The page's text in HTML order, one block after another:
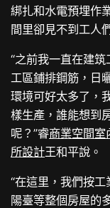
綁扎和水電預埋作
間里卻見不到工人
“之前我一直在建
工區鋪排鋼筋，日
環境可好太多了，
樣生產，誰能想到
呢？”睿商業空間室
所設計王和平說。
“在這里，我們按
陽臺等整個房屋的